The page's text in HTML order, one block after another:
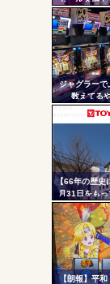
Powered by
部買うや
ジャグラーで
数えてる
【66年の歴史
月31日をも
停止へ ナナ
楽部マやウ
くさんの名
【朗報】平和
定リ
ンク
自動
更新
ツー
ル